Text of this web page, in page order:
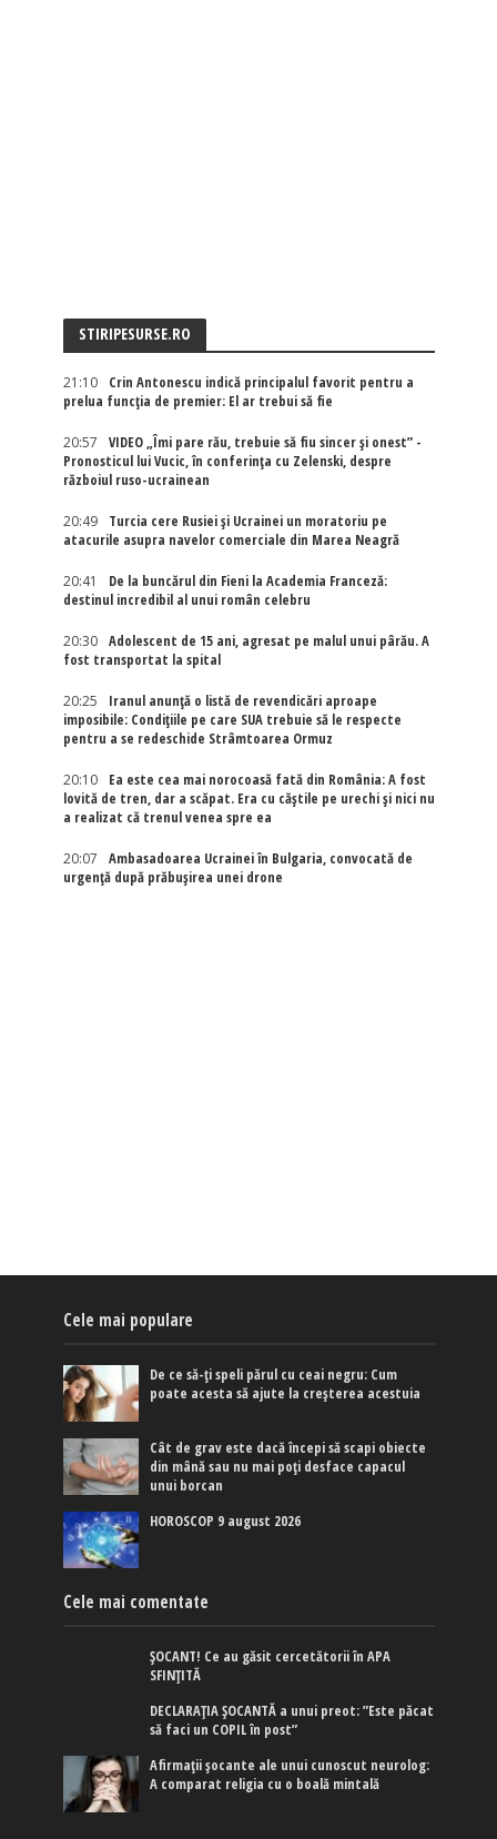
STIRIPESURSE.RO
21:10
Crin Antonescu indică principalul favorit pentru a
prelua funcția de premier: El ar trebui să fie
20:57
VIDEO „Îmi pare rău, trebuie să fiu sincer și onest” -
Pronosticul lui Vucic, în conferința cu Zelenski, despre
războiul ruso-ucrainean
20:49
Turcia cere Rusiei și Ucrainei un moratoriu pe
atacurile asupra navelor comerciale din Marea Neagră
20:41
De la buncărul din Fieni la Academia Franceză:
destinul incredibil al unui român celebru
20:30
Adolescent de 15 ani, agresat pe malul unui pârău. A
fost transportat la spital
20:25
Iranul anunță o listă de revendicări aproape
imposibile: Condițiile pe care SUA trebuie să le respecte
pentru a se redeschide Strâmtoarea Ormuz
20:10
Ea este cea mai norocoasă fată din România: A fost
lovită de tren, dar a scăpat. Era cu căștile pe urechi și nici nu
a realizat că trenul venea spre ea
20:07
Ambasadoarea Ucrainei în Bulgaria, convocată de
urgență după prăbușirea unei drone
Cele mai populare
De ce să-ți speli părul cu ceai negru: Cum
poate acesta să ajute la creșterea acestuia
Cât de grav este dacă începi să scapi obiecte
din mână sau nu mai poți desface capacul
unui borcan
HOROSCOP 9 august 2026
Cele mai comentate
ȘOCANT! Ce au găsit cercetătorii în APA
SFINȚITĂ
DECLARAȚIA ȘOCANTĂ a unui preot: ”Este păcat
să faci un COPIL în post”
Afirmaţii şocante ale unui cunoscut neurolog:
A comparat religia cu o boală mintală